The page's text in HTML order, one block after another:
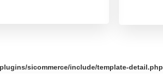
sicommerce/include/template-detail.php